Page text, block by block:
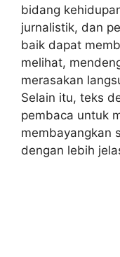
bidang
jurnalistik, dan
baik dapat
melihat,
merasakan
Selain itu, teks
pembaca untuk
membayangkan
dengan lebih